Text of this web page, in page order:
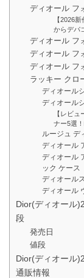
ディオール フ
【2026
からデパ
ディオール フ
ディオール フ
ディオール フ
ラッキー クロ
ディオール
ディオール
【レビ
ナー5選
ルージュ デ
ディオール
ディオール
ック ケース
ディオール
ディオール
Dior(ディオール
段
発売日
値段
Dior(ディオール
通販情報